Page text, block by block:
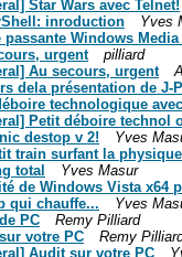
Star Wars avec Telnet!
inroduction
Yves
Windows Media
urgent
pilliard
Au secours, urgent
dela présentation de J-
technologique
Petit déboire technol
destop v 2!
Yves
train surfant la physique
total
Yves Masur
de Windows Vista x64
qui chauffe...
Yves
PC
Remy Pilliard
votre PC
Remy
Audit sur votre PC